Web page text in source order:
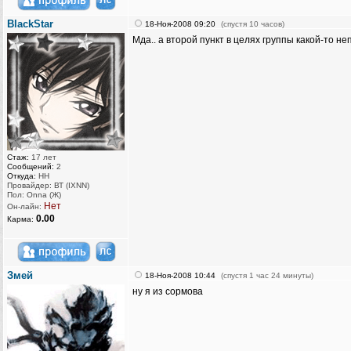
BlackStar
Стаж: 17 лет
Сообщений: 2
Откуда: НН
Провайдер: ВТ (IXNN)
Пол: Onna (Ж)
Он-лайн: Нет
Карма: 0.00
18-Ноя-2008 09:20 (спустя 10 часов)
Мда.. а второй пункт в целях группы какой-то
Змей 18-Ноя-2008 10:44 (спустя 1 час 24 минуты)
ну я из сормова